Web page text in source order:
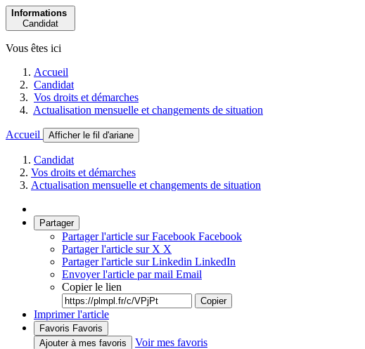
Informations
Candidat
Vous êtes ici
Accueil
Candidat
Vos droits et démarches
Actualisation mensuelle et changements de situation
Accueil Afficher le fil d'ariane
Candidat
Vos droits et démarches
Actualisation mensuelle et changements de situation
Partager
Partager l'article sur Facebook Facebook
Partager l'article sur X X
Partager l'article sur Linkedin LinkedIn
Envoyer l'article par mail Email
Copier le lien
Copier
Imprimer l'article
Favoris Favoris
Ajouter à mes favoris
Voir mes favoris